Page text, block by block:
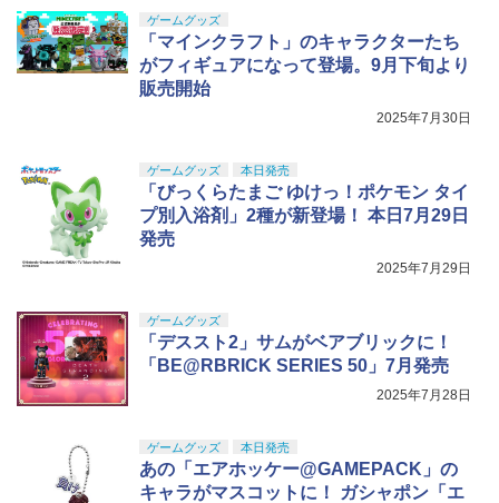
ゲームグッズ
「マインクラフト」のキャラクターたち
がフィギュアになって登場。9月下旬より
販売開始
2025年7月30日
ゲームグッズ 本日発売
「びっくらたまご ゆけっ！ポケモン タイ
プ別入浴剤」2種が新登場！ 本日7月29日
発売
2025年7月29日
ゲームグッズ
「デススト2」サムがベアブリックに！
「BE@RBRICK SERIES 50」7月発売
2025年7月28日
ゲームグッズ 本日発売
あの「エアホッケー@GAMEPACK」の
キャラがマスコットに！ ガシャポン「エ